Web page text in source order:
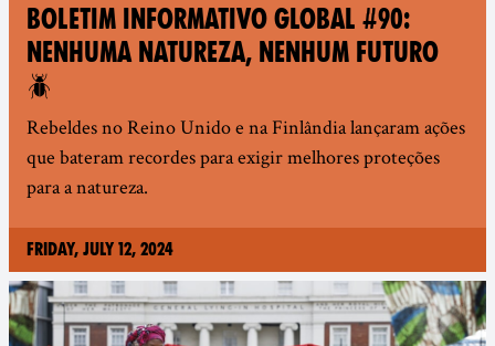
BOLETIM INFORMATIVO GLOBAL #90:
NENHUMA NATUREZA, NENHUM FUTURO
🪲
Rebeldes no Reino Unido e na Finlândia lançaram ações
que bateram recordes para exigir melhores proteções
para a natureza.
Friday, July 12, 2024